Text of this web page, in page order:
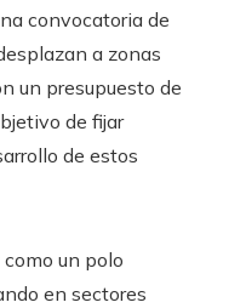
convocatoria de
a zonas
un presupuesto de
de fijar
de estos
un polo
en sectores